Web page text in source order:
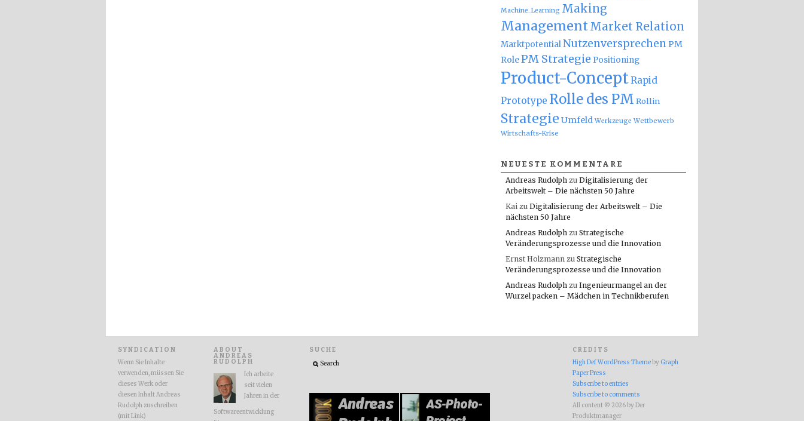
Machine_Learning Making
Management Market Relation
MarktpotentialNutzenversprechen PM
RolePM Strategie Positioning
Product-ConceptRapid
Prototype Rolle des PM Rollin
Strategie Umfeld Werkzeuge Wettbewerb
Wirtschafts-Krise
NEUESTE KOMMENTARE
Andreas Rudolph zu Digitalisierung der
Arbeitswelt – Die nächsten 50 Jahre
Kai zu Digitalisierung der Arbeitswelt – Die
nächsten 50 Jahre
Andreas Rudolph zu Strategische
Veränderungsprozesse und die Innovation
Ernst Holzmann zu Strategische
Veränderungsprozesse und die Innovation
Andreas Rudolph zu Ingenieurmangel an der
Wurzel packen – Mädchen in Technikberufen
SYNDICATION
Wenn Sie Inhalte
verwenden, müssen Sie
dieses Werk oder
diesen Inhalt Andreas
Rudolph zuschreiben
(mit Link)
ABOUT
ANDREAS
RUDOLPH
Ich arbeite
seit vielen
Jahren in der
Softwareentwicklung
SUCHE CREDITS
High Def WordPress Theme by Graph
Paper Press
Subscribe to entries
Subscribe to comments
All content © 2026 by Der
Produktmanager